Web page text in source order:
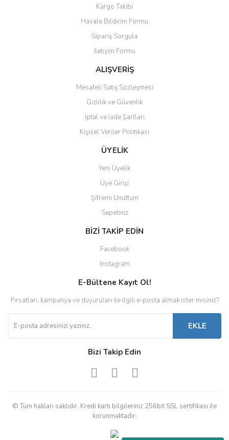
Kargo Takibi
Havale Bildirim Formu
Sipariş Sorgula
İletişim Formu
ALIŞVERİŞ
Mesafeli Satış Sözleşmesi
Gizlilik ve Güvenlik
İptal ve İade Şartları
Kişisel Veriler Politikası
ÜYELİK
Yeni Üyelik
Üye Girişi
Şifremi Unuttum
Sepetiniz
BİZİ TAKİP EDİN
Facebook
Instagram
E-Bültene Kayıt Ol!
Fırsatları, kampanya ve duyuruları ile ilgili e-posta almak ister misiniz?
EKLE
Bizi Takip Edin
© Tüm hakları saklıdır. Kredi kartı bilgileriniz 256bit SSL sertifikası ile
korunmaktadır.